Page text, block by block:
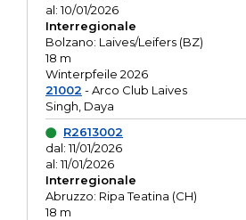
al: 10/01/2026
Interregionale
Bolzano: Laives/Leifers (BZ)
18 m
Winterpfeile 2026
21002 - Arco Club Laives
Singh, Daya
R2613002
dal: 11/01/2026
al: 11/01/2026
Interregionale
Abruzzo: Ripa Teatina (CH)
18 m